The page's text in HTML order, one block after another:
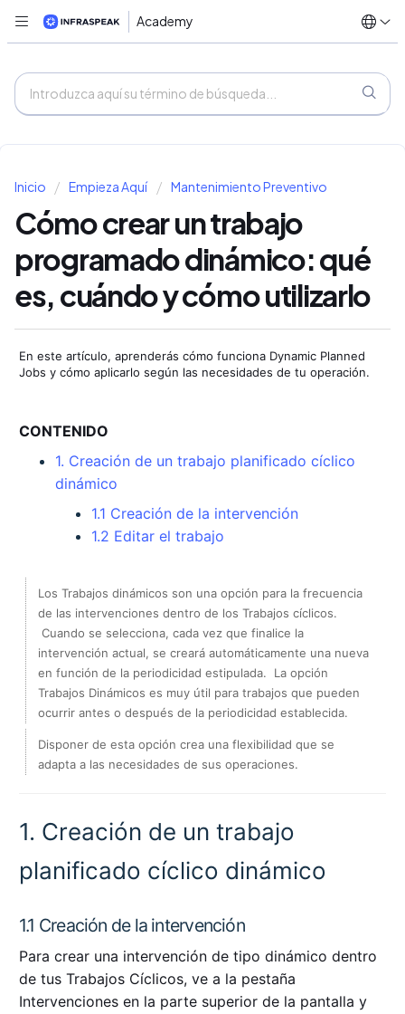
Academy
Inicio Empieza Aquí Mantenimiento Preventivo
Cómo crear un trabajo
programado dinámico: qué
es, cuándo y cómo utilizarlo
En este artículo, aprenderás cómo funciona Dynamic Planned
Jobs y cómo aplicarlo según las necesidades de tu operación.
CONTENIDO
1. Creación de un trabajo planificado cíclico
dinámico
1.1 Creación de la intervención
1.2 Editar el trabajo
Los Trabajos dinámicos son una opción para la frecuencia
de las intervenciones dentro de los Trabajos cíclicos.
Cuando se selecciona, cada vez que finalice la
intervención actual, se creará automáticamente una nueva
en función de la periodicidad estipulada. La opción
Trabajos Dinámicos es muy útil para trabajos que pueden
ocurrir antes o después de la periodicidad establecida.
Disponer de esta opción crea una flexibilidad que se
adapta a las necesidades de sus operaciones.
1. Creación de un trabajo
planificado cíclico dinámico
1.1 Creación de la intervención
Para crear una intervención de tipo dinámico dentro
de tus Trabajos Cíclicos, ve a la pestaña
Intervenciones en la parte superior de la pantalla y